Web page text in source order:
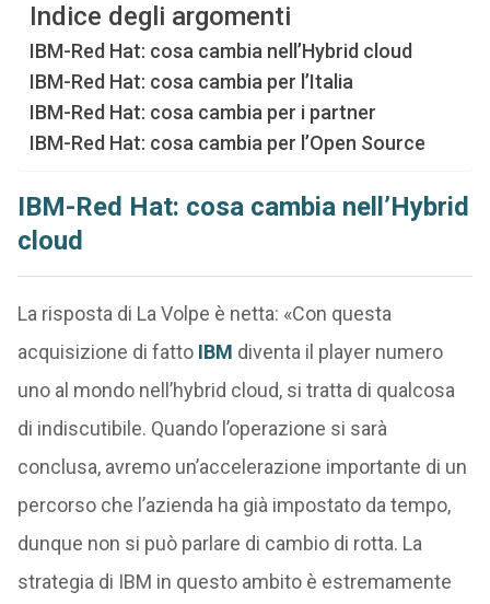
Indice degli argomenti
IBM-Red Hat: cosa cambia nell’Hybrid cloud
IBM-Red Hat: cosa cambia per l’Italia
IBM-Red Hat: cosa cambia per i partner
IBM-Red Hat: cosa cambia per l’Open Source
IBM-Red Hat: cosa cambia nell’Hybrid
cloud
La risposta di La Volpe è netta: «Con questa
acquisizione di fatto IBM diventa il player numero
uno al mondo nell’hybrid cloud, si tratta di qualcosa
di indiscutibile. Quando l’operazione si sarà
conclusa, avremo un’accelerazione importante di un
percorso che l’azienda ha già impostato da tempo,
dunque non si può parlare di cambio di rotta. La
strategia di IBM in questo ambito è estremamente